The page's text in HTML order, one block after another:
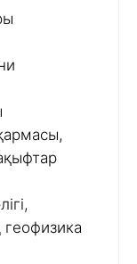
геофизика